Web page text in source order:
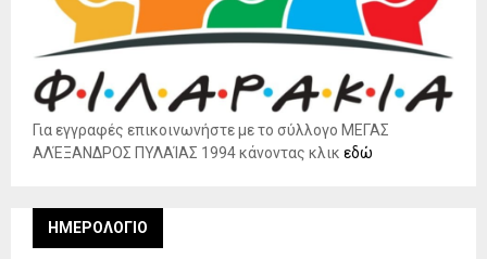
Για εγγραφές επικοινωνήστε με το σύλλογο ΜΕΓΑΣ
ΑΛΈΞΑΝΔΡΟΣ ΠΥΛΑΊΑΣ 1994 κάνοντας κλικ εδώ
ΗΜΕΡΟΛΌΓΙΟ